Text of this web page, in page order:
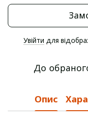
Увійти для
До
Опис